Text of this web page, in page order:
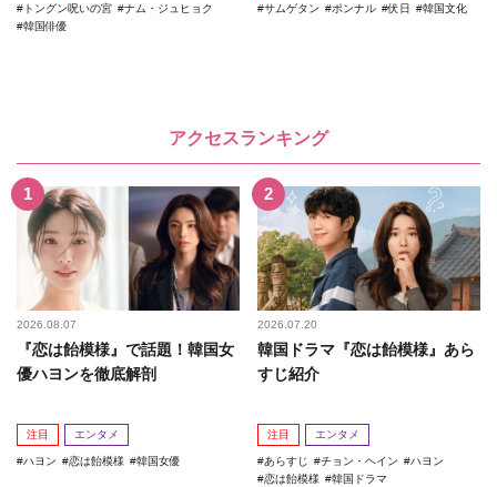
トングン呪いの宮
ナム・ジュヒョク
韓国俳優
サムゲタン ポンナル 伏日 韓国文化
アクセスランキング
2026.08.07
『恋は飴模様』で話題！韓国女
優ハヨンを徹底解剖
注目 エンタメ
ハヨン 恋は飴模様 韓国女優
2026.07.20
韓国ドラマ『恋は飴模様』あら
すじ紹介
注目 エンタメ
あらすじ チョン・ヘイン
ハヨン
恋は飴模様
韓国ドラマ